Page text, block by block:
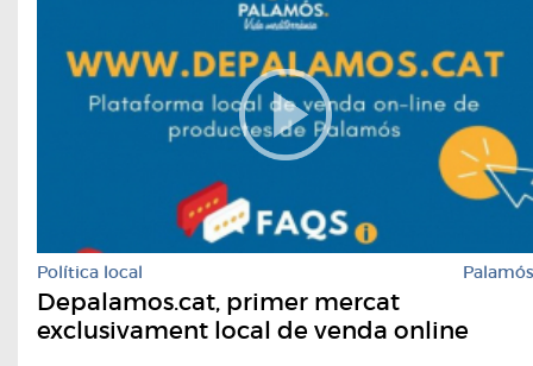
Política local Palamós
Depalamos.cat, primer mercat
exclusivament local de venda online